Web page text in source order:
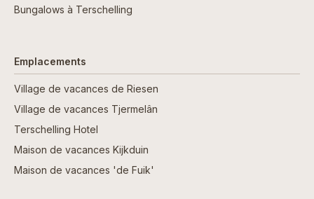
Bungalows à Terschelling
Emplacements
Village de vacances de Riesen
Village de vacances Tjermelân
Terschelling Hotel
Maison de vacances Kijkduin
Maison de vacances 'de Fuik'